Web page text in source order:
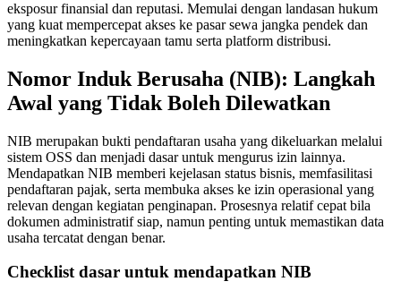
Mystery Drones Spotted Over Tabanan at Night
Why Bali Traffic Is So Bad: The Two-Artery
Unforgettable Round Table Talk on Hospitality
Forget Oceanfront Balconies, Bali Tourists Are
Australian Deported From Bali Over Yoga
Adriana Cocina & Bar Celebrates Two Years of
Bali Boat Operators Commit To Improving
eksposur finansial dan reputasi. Memulai dengan landasan hukum
yang kuat mempercepat akses ke pasar sewa jangka pendek dan
meningkatkan kepercayaan tamu serta platform distribusi.
Nomor Induk Berusaha (NIB): Langkah
Awal yang Tidak Boleh Dilewatkan
NIB merupakan bukti pendaftaran usaha yang dikeluarkan melalui
sistem OSS dan menjadi dasar untuk mengurus izin lainnya.
Mendapatkan NIB memberi kejelasan status bisnis, memfasilitasi
pendaftaran pajak, serta membuka akses ke izin operasional yang
relevan dengan kegiatan penginapan. Prosesnya relatif cepat bila
dokumen administratif siap, namun penting untuk memastikan data
usaha tercatat dengan benar.
Checklist dasar untuk mendapatkan NIB